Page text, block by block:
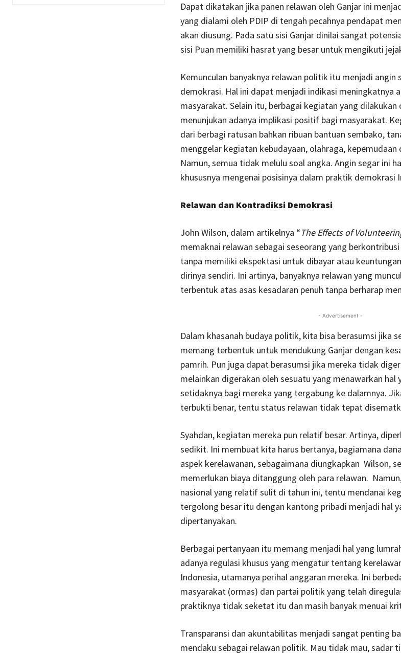
Dapat dikatakan jika panen relawan oleh Ganjar ini
yang dialami oleh PDIP di tengah pecahnya pendapat
akan diusung. Pada satu sisi Ganjar dinilai sangat
sisi Puan memiliki hasrat yang besar untuk mengikuti
Kemunculan banyaknya relawan politik itu menjadi
demokrasi. Hal ini dapat menjadi indikasi meningkatnya
masyarakat. Selain itu, berbagai kegiatan yang
menunjukan adanya implikasi positif bagi masyarakat.
dari berbagi ratusan bahkan ribuan bantuan sembako,
menggelar kegiatan kebudayaan, olahraga, kepemudaan
Namun, semua tidak melulu soal angka. Angin segar ini
khususnya mengenai posisinya dalam praktik demokrasi
Relawan dan Kontradiksi Demokrasi
John Wilson, dalam artikelnya “The Effects of
memaknai relawan sebagai seseorang yang
tanpa memiliki ekspektasi untuk dibayar atau
dirinya sendiri. Ini artinya, banyaknya relawan yang
terbentuk atas asas kesadaran penuh tanpa berharap
- Advertisement -
Dalam khasanah budaya politik, kita bisa berasumsi jika
memang terbentuk untuk mendukung Ganjar dengan
pamrih. Pun juga dapat berasumsi jika mereka tidak
melainkan digerakan oleh sesuatu yang menawarkan hal
setidaknya bagi mereka yang tergabung ke dalamnya.
terbukti benar, tentu status relawan tidak tepat
Syahdan, kegiatan mereka pun relatif besar. Artinya,
sedikit. Ini membuat kita harus bertanya, bagiamana
aspek kerelawanan, sebagaimana diungkapkan Wilson,
memerlukan biaya ditanggung oleh para relawan.
nasional yang relatif sulit di tahun ini, tentu mendanai
tergolong besar itu dengan kantong pribadi menjadi hal
dipertanyakan.
Berbagai pertanyaan itu memang menjadi hal yang
adanya regulasi khusus yang mengatur tentang
Indonesia, utamanya perihal anggaran mereka. Ini
masyarakat (ormas) dan partai politik yang telah
praktiknya tidak seketat itu dan masih banyak menuai
Transparansi dan akuntabilitas menjadi sangat penting
mendaku sebagai relawan politik. Mau tidak mau, sadar